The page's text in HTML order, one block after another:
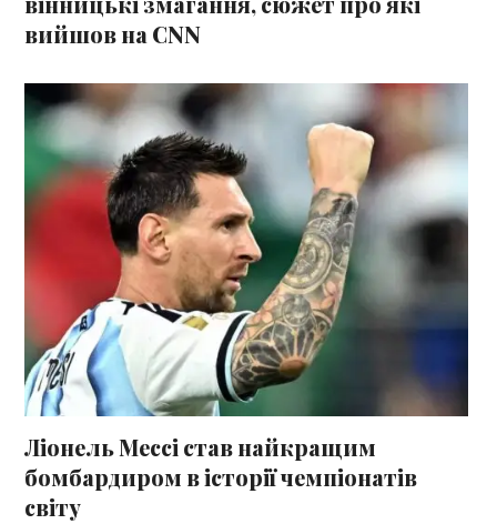
вийшов на CNN
Ліонель Мессі став найкращим
бомбардиром в історії чемпіонатів
світу